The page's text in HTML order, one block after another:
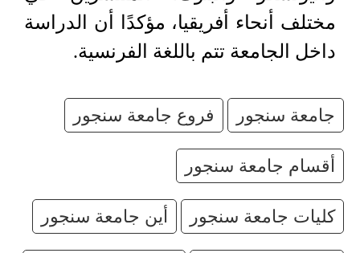
مختلف أنحاء أفريقيا، مؤكدًا أن الدراسة
داخل الجامعة تتم باللغة الفرنسية.
جامعة سنجور فروع جامعة سنجور
أقسام جامعة سنجور
كليات جامعة سنجور أين جامعة سنجور